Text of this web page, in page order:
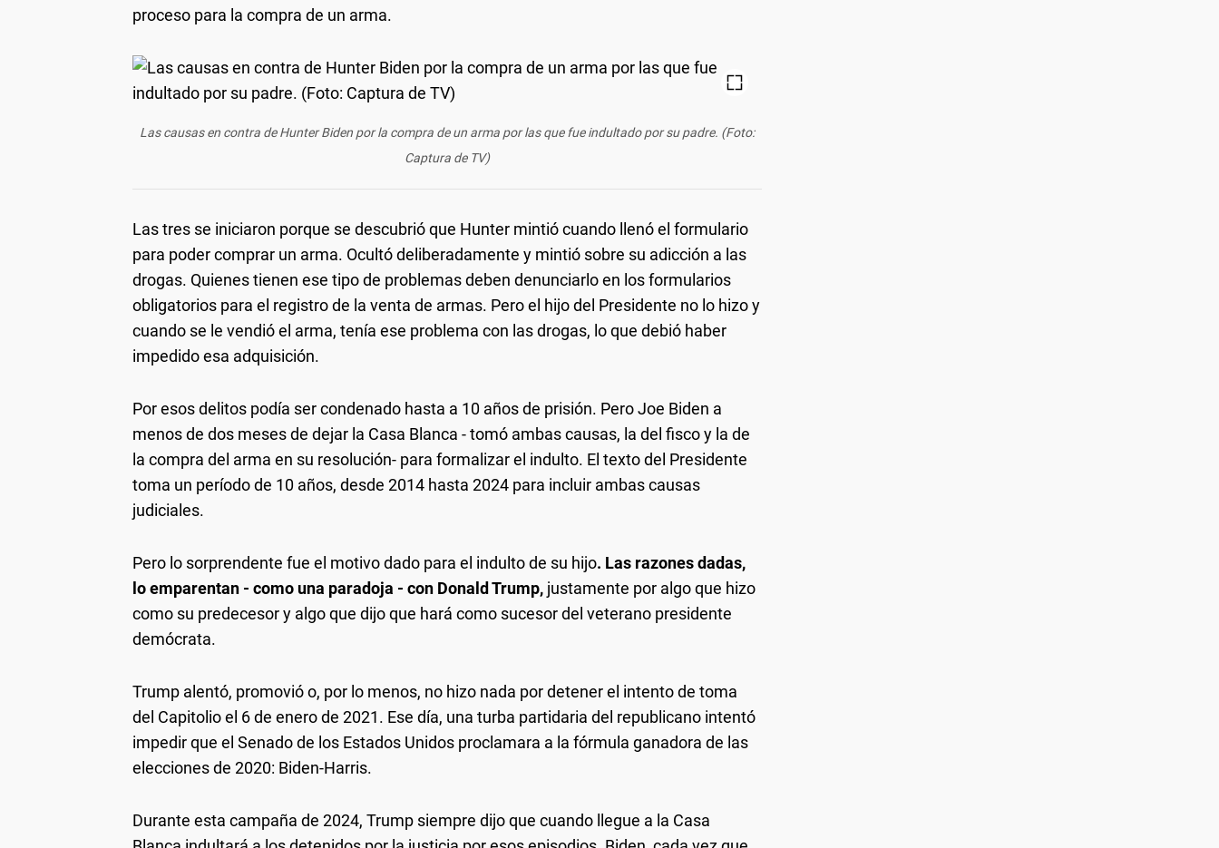
proceso para la compra de un arma.
Las causas en contra de Hunter Biden por la compra de un arma por las que fue indultado por su padre. (Foto:
Captura de TV)
Las tres se iniciaron porque se descubrió que Hunter mintió cuando llenó el formulario
para poder comprar un arma. Ocultó deliberadamente y mintió sobre su adicción a las
drogas. Quienes tienen ese tipo de problemas deben denunciarlo en los formularios
obligatorios para el registro de la venta de armas. Pero el hijo del Presidente no lo hizo y
cuando se le vendió el arma, tenía ese problema con las drogas, lo que debió haber
impedido esa adquisición.
Por esos delitos podía ser condenado hasta a 10 años de prisión. Pero Joe Biden a
menos de dos meses de dejar la Casa Blanca - tomó ambas causas, la del fisco y la de
la compra del arma en su resolución- para formalizar el indulto. El texto del Presidente
toma un período de 10 años, desde 2014 hasta 2024 para incluir ambas causas
judiciales.
Pero lo sorprendente fue el motivo dado para el indulto de su hijo. Las razones dadas,
lo emparentan - como una paradoja - con Donald Trump, justamente por algo que hizo
como su predecesor y algo que dijo que hará como sucesor del veterano presidente
demócrata.
Trump alentó, promovió o, por lo menos, no hizo nada por detener el intento de toma
del Capitolio el 6 de enero de 2021. Ese día, una turba partidaria del republicano intentó
impedir que el Senado de los Estados Unidos proclamara a la fórmula ganadora de las
elecciones de 2020: Biden-Harris.
Durante esta campaña de 2024, Trump siempre dijo que cuando llegue a la Casa